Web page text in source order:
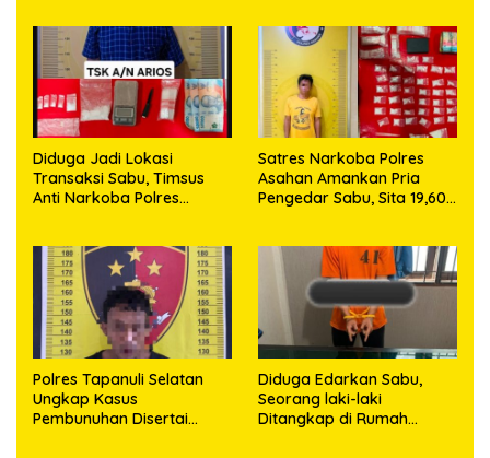
Diduga Jadi Lokasi
Transaksi Sabu, Timsus
Anti Narkoba Polres
63,67 Gram Sabu
Satres Narkoba Polres
Asahan Amankan Pria
Pengedar Sabu, Sita 19,60
Polres Tapanuli Selatan
Ungkap Kasus
Pembunuhan Disertai
Diduga Edarkan Sabu,
Seorang laki-laki
Ditangkap di Rumah